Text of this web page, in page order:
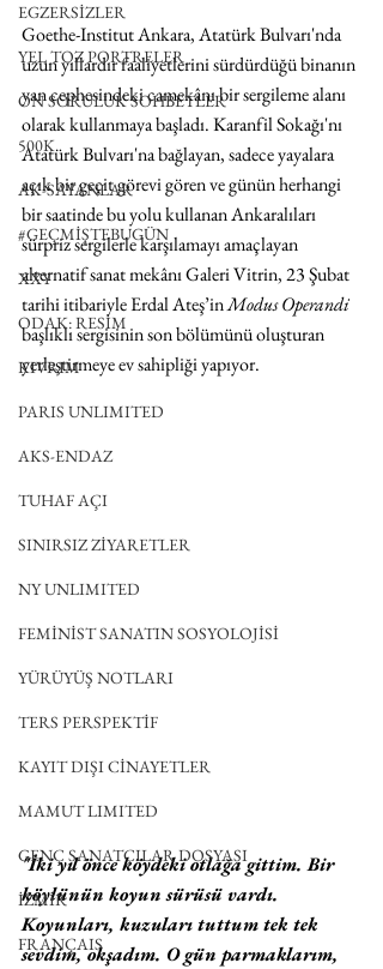
EGZERSİZLER
YEL TOZ PORTRELER
ON SORULUK SOHBETLER
500K
AK-SAYANLAR
#GEÇMİŞTEBUGÜN
XXY
ODAK: RESİM
KIVRIM
PARIS UNLIMITED
AKS-ENDAZ
TUHAF AÇI
SINIRSIZ ZİYARETLER
NY UNLIMITED
FEMİNİST SANATIN SOSYOLOJİSİ
YÜRÜYÜŞ NOTLARI
TERS PERSPEKTİF
KAYIT DIŞI CİNAYETLER
MAMUT LIMITED
GENÇ SANATÇILAR DOSYASI
İZMİR
FRANÇAIS
Goethe-Institut Ankara, Atatürk Bulvarı'nda
uzun yıllardır faaliyetlerini sürdürdüğü binanın
yan cephesindeki camekânı bir sergileme alanı
olarak kullanmaya başladı. Karanfil Sokağı'nı
Atatürk Bulvarı'na bağlayan, sadece yayalara
açık bir geçit görevi gören ve günün herhangi
bir saatinde bu yolu kullanan Ankaralıları
sürpriz sergilerle karşılamayı amaçlayan
alternatif sanat mekânı Galeri Vitrin, 23 Şubat
tarihi itibariyle Erdal Ateş’in Modus Operandi
başlıklı sergisinin son bölümünü oluşturan
yerleştirmeye ev sahipliği yapıyor.
"İki yıl önce köydeki otlağa gittim. Bir
köylünün koyun sürüsü vardı.
Koyunları, kuzuları tuttum tek tek
sevdim, okşadım. O gün parmaklarım,